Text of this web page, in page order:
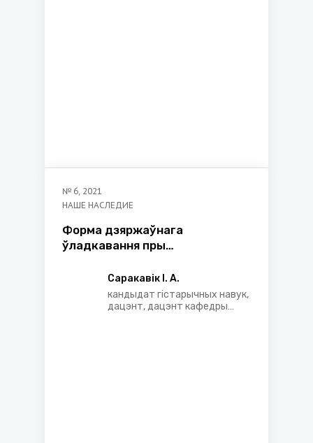
№ 6, 2021
НАШЕ НАСЛЕДИЕ
Форма дзяржаўнага
ўладкавання пры
БССР 1927 года
Саракавік І. А.
кандыдат гістарычных навук,
дацэнт, дацэнт кафедры